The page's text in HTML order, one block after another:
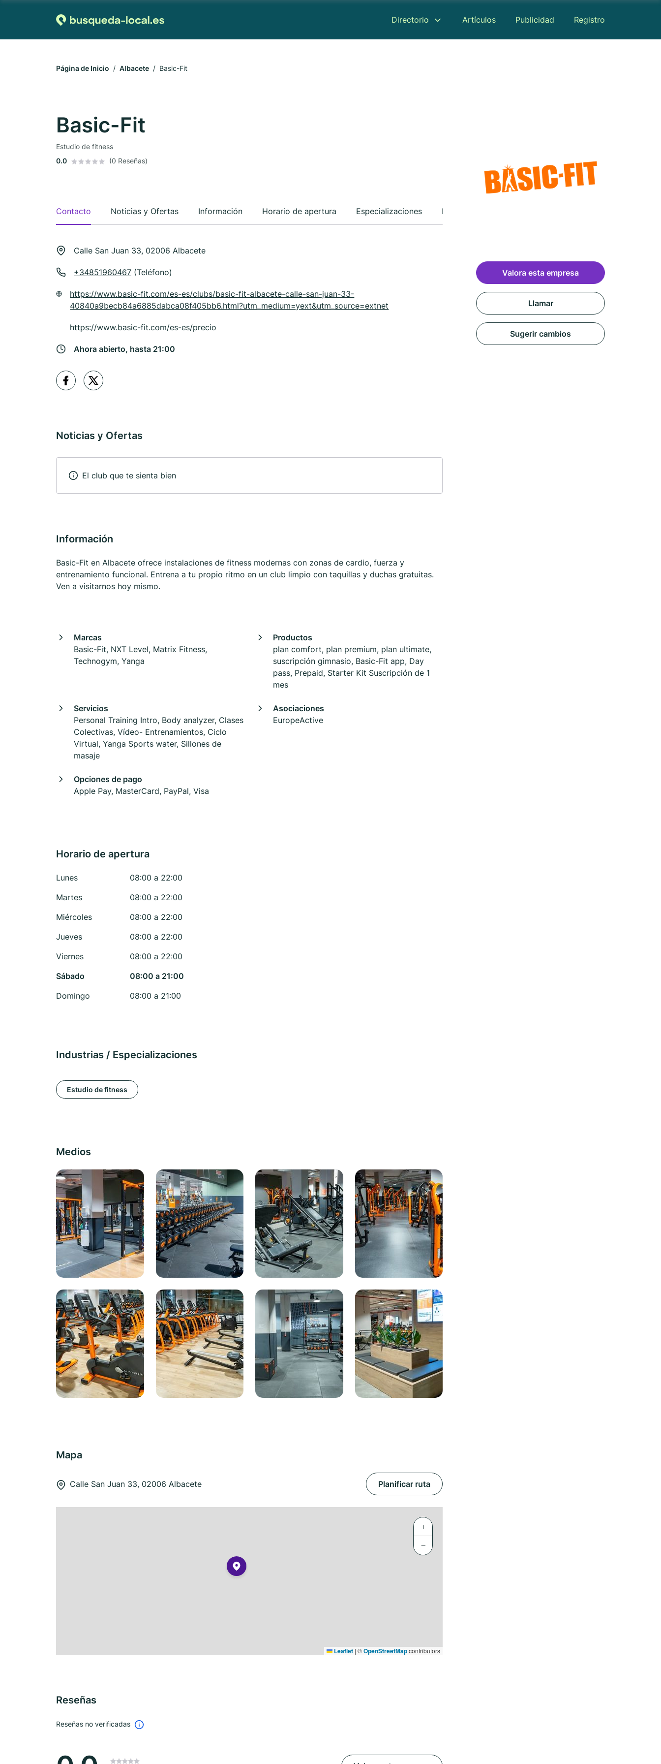
Directorio Artículos Publicidad Registro
Página de Inicio Albacete Basic-Fit
Basic-Fit
Estudio de fitness
0.0
(0 Reseñas)
Contacto Noticias y Ofertas Información Horario de apertura Especializaciones Medios
Calle San Juan 33, 02006 Albacete
+34851960467 (Teléfono)
https://www.basic-fit.com/es-es/clubs/basic-fit-albacete-calle-san-juan-33-
40840a9becb84a6885dabca08f405bb6.html?utm_medium=yext&utm_source=extnet
https://www.basic-fit.com/es-es/precio
Ahora abierto, hasta 21:00
Noticias y Ofertas
El club que te sienta bien
Información
Basic-Fit en Albacete ofrece instalaciones de fitness modernas con zonas de cardio, fuerza y
entrenamiento funcional. Entrena a tu propio ritmo en un club limpio con taquillas y duchas gratuitas.
Ven a visitarnos hoy mismo.
Marcas
Basic-Fit, NXT Level, Matrix Fitness,
Technogym, Yanga
Productos
plan comfort, plan premium, plan ultimate,
suscripción gimnasio, Basic-Fit app, Day
pass, Prepaid, Starter Kit Suscripción de 1
mes
Servicios
Personal Training Intro, Body analyzer, Clases
Colectivas, Vídeo- Entrenamientos, Ciclo
Virtual, Yanga Sports water, Sillones de
masaje
Asociaciones
EuropeActive
Opciones de pago
Apple Pay, MasterCard, PayPal, Visa
Horario de apertura
Lunes
08:00 a 22:00
Martes
08:00 a 22:00
Miércoles
08:00 a 22:00
Jueves
08:00 a 22:00
Viernes
08:00 a 22:00
Sábado
08:00 a 21:00
Domingo
08:00 a 21:00
Industrias / Especializaciones
Estudio de fitness
Medios
Mapa
Calle San Juan 33, 02006 Albacete Planificar ruta
+
−
Leaflet | ©OpenStreetMapcontributors
Reseñas
Reseñas no verificadas
Valora esta empresa
Llamar
Sugerir cambios